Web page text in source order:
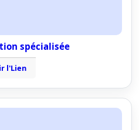
spécialisée
l'Lien